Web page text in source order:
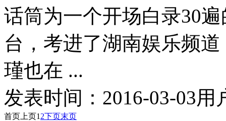
话筒为一个开场白录30
台，考进了湖南娱乐频
瑾也在 ...
发表时间： 2016-03-03用
首页 上页1 2下页末页